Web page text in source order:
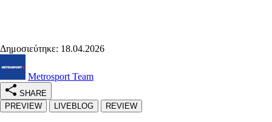
Δημοσιεύτηκε: 18.04.2026
Metrosport Team
SHARE
PREVIEW
LIVEBLOG REVIEW